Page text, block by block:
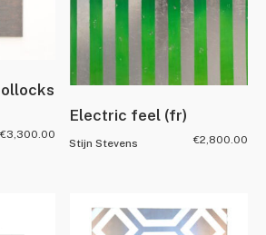
€3,300.00
Electric feel (fr)
Stijn Stevens €2,800.00